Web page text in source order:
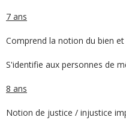
7 ans
Comprend la notion du bien
S'identifie aux personnes de
8 ans
Notion de justice / injustice